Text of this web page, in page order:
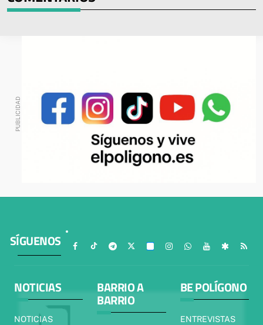
SÍGUENOS
NOTICIAS
NOTICIAS
BARRIO A
BARRIO
BE POLÍGONO
ENTREVISTAS